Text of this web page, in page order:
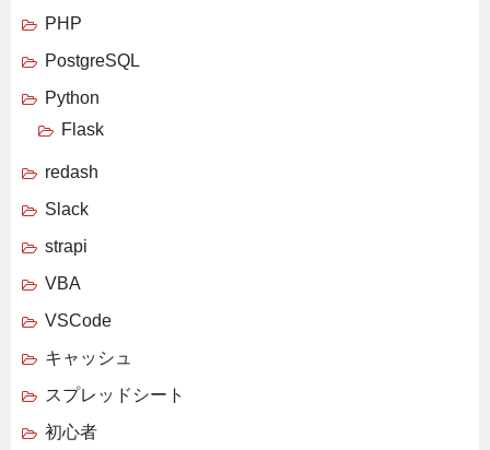
PHP
PostgreSQL
Python
Flask
redash
Slack
strapi
VBA
VSCode
キャッシュ
スプレッドシート
初心者